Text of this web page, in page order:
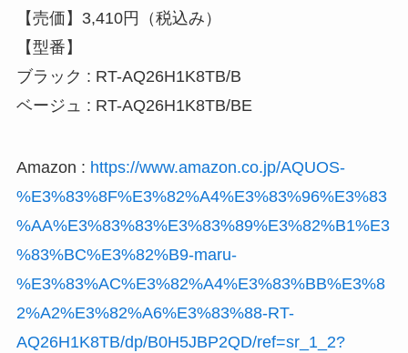
【売価】3,410円（税込み）
【型番】
ブラック : RT-AQ26H1K8TB/B
ベージュ : RT-AQ26H1K8TB/BE
Amazon : https://www.amazon.co.jp/AQUOS-
%E3%83%8F%E3%82%A4%E3%83%96%E3%83
%AA%E3%83%83%E3%83%89%E3%82%B1%E3
%83%BC%E3%82%B9-maru-
%E3%83%AC%E3%82%A4%E3%83%BB%E3%8
2%A2%E3%82%A6%E3%83%88-RT-
AQ26H1K8TB/dp/B0H5JBP2QD/ref=sr_1_2?